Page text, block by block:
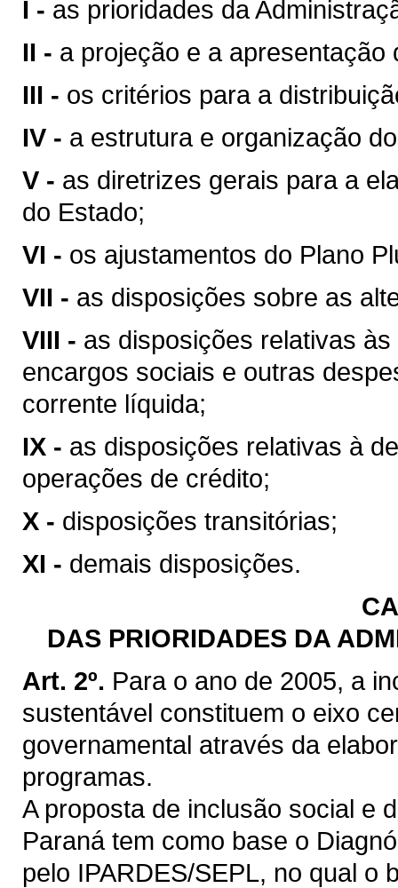
I - as prioridades da
II - a projeção e a
III - os critérios para a
IV - a estrutura e organização
V - as diretrizes gerais para a
do Estado;
VI - os ajustamentos do Plano
VII - as disposições sobre as
VIII - as disposições relativas
encargos sociais e outras
corrente líquida;
IX - as disposições relativas à
operações de crédito;
X - disposições transitórias;
XI - demais disposições.
DAS PRIORIDADES DA
Art. 2º. Para o ano de 2005, a
sustentável constituem o eixo
governamental através da
programas.
A proposta de inclusão social e
Paraná tem como base o
pelo IPARDES/SEPL, no qual o